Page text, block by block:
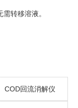
转移溶液。
COD回流消解仪